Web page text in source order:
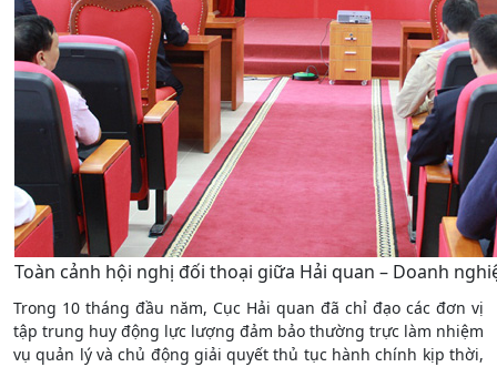
Toàn cảnh hội nghị đối thoại giữa Hải quan – Doanh
Trong 10 tháng đầu năm, Cục Hải quan đã chỉ đạo các đơn vị
tập trung huy động lực lượng đảm bảo thường trực làm nhiệm
vụ quản lý và chủ động giải quyết thủ tục hành chính kịp thời,